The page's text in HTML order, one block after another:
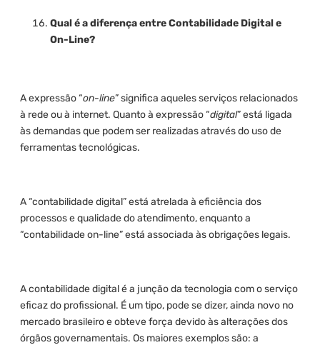
Qual é a diferença entre Contabilidade Digital e
On-Line?
A expressão “on-line” significa aqueles serviços relacionados
à rede ou à internet. Quanto à expressão “digital” está ligada
às demandas que podem ser realizadas através do uso de
ferramentas tecnológicas.
A “contabilidade digital” está atrelada à eficiência dos
processos e qualidade do atendimento, enquanto a
“contabilidade on-line” está associada às obrigações legais.
A contabilidade digital é a junção da tecnologia com o serviço
eficaz do profissional. É um tipo, pode se dizer, ainda novo no
mercado brasileiro e obteve força devido às alterações dos
órgãos governamentais. Os maiores exemplos são: a